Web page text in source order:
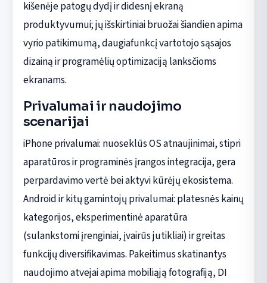
kišenėje patogų dydį ir didesnį ekraną
produktyvumui; jų išskirtiniai bruožai šiandien apima
vyrio patikimumą, daugiafunkcį vartotojo sąsajos
dizainą ir programėlių optimizaciją lanksčioms
ekranams.
Privalumai ir naudojimo
scenarijai
iPhone privalumai: nuoseklūs OS atnaujinimai, stipri
aparatūros ir programinės įrangos integracija, gera
perpardavimo vertė bei aktyvi kūrėjų ekosistema.
Android ir kitų gamintojų privalumai: platesnės kainų
kategorijos, eksperimentinė aparatūra
(sulankstomi įrenginiai, įvairūs jutikliai) ir greitas
funkcijų diversifikavimas. Pakeitimus skatinantys
naudojimo atvejai apima mobiliąją fotografiją, DI